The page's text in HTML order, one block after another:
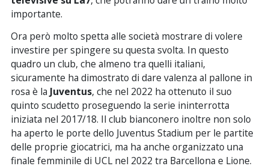
importante.
Ora però molto spetta alle società mostrare di volere
investire per spingere su questa svolta. In questo
quadro un club, che almeno tra quelli italiani,
sicuramente ha dimostrato di dare valenza al pallone in
rosa è la Juventus, che nel 2022 ha ottenuto il suo
quinto scudetto proseguendo la serie ininterrotta
iniziata nel 2017/18. Il club bianconero inoltre non solo
ha aperto le porte dello Juventus Stadium per le partite
delle proprie giocatrici, ma ha anche organizzato una
finale femminile di UCL nel 2022 tra Barcellona e Lione.